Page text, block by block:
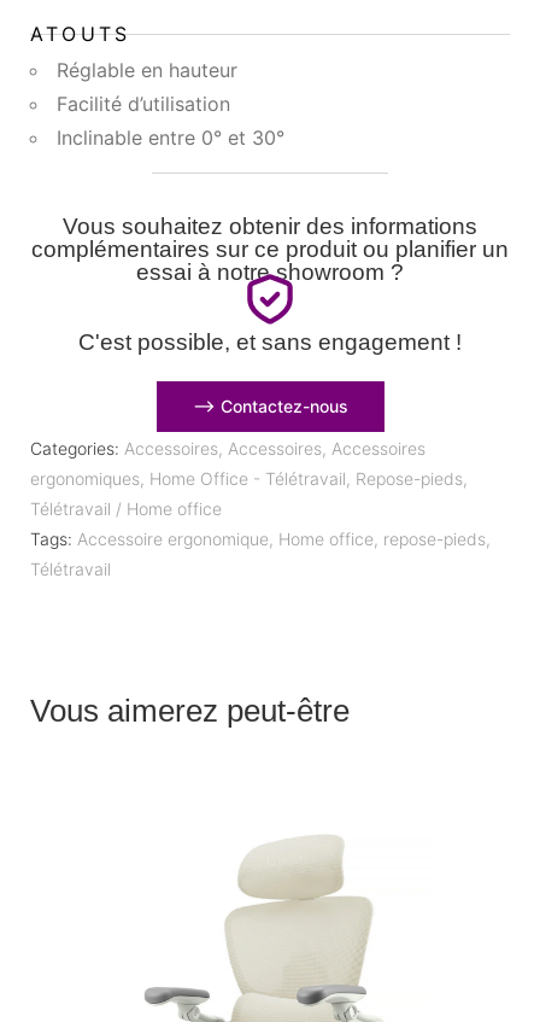
ATOUTS
Réglable en hauteur
Facilité d’utilisation
Inclinable entre 0° et 30°
Vous souhaitez obtenir des informations
complémentaires sur ce produit ou planifier un
essai à notre showroom ?
C'est possible, et sans engagement !
⟶ Contactez-nous
Categories: Accessoires, Accessoires, Accessoires
ergonomiques, Home Office - Télétravail, Repose-pieds,
Télétravail / Home office
Tags: Accessoire ergonomique, Home office, repose-pieds,
Télétravail
Vous aimerez peut-être